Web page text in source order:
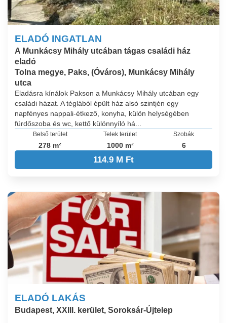
ELADÓ INGATLAN
A Munkácsy Mihály utcában tágas családi ház
eladó
Tolna megye, Paks, (Óváros), Munkácsy Mihály
utca
Eladásra kínálok Pakson a Munkácsy Mihály utcában egy
családi házat. A téglából épült ház alsó szintjén egy
napfényes nappali-étkező, konyha, külön helységében
fürdőszoba és wc, kettő különnyíló há...
Belső terület
278 m²
Telek terület
1000 m²
Szobák
6
114.9 M Ft
ELADÓ LAKÁS
Budapest, XXIII. kerület, Soroksár-Újtelep